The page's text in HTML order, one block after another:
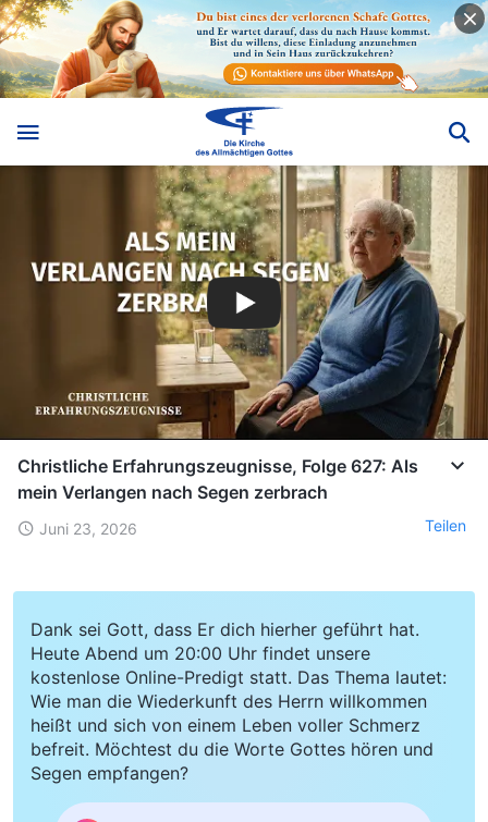
Christliche Erfahrungszeugnisse, Folge 627: Als
mein Verlangen nach Segen zerbrach
Juni 23, 2026 Teilen
Dank sei Gott, dass Er dich hierher geführt hat.
Heute Abend um 20:00 Uhr findet unsere
kostenlose Online-Predigt statt. Das Thema lautet:
Wie man die Wiederkunft des Herrn willkommen
heißt und sich von einem Leben voller Schmerz
befreit. Möchtest du die Worte Gottes hören und
Segen empfangen?